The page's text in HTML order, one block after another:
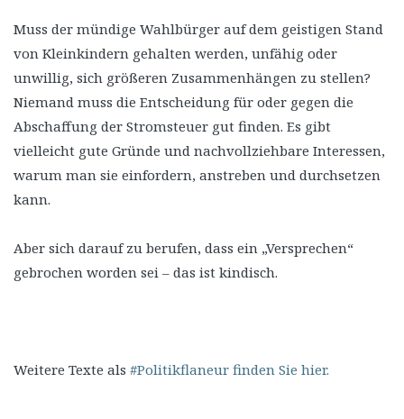
Muss der mündige Wahlbürger auf dem geistigen Stand
von Kleinkindern gehalten werden, unfähig oder
unwillig, sich größeren Zusammenhängen zu stellen?
Niemand muss die Entscheidung für oder gegen die
Abschaffung der Stromsteuer gut finden. Es gibt
vielleicht gute Gründe und nachvollziehbare Interessen,
warum man sie einfordern, anstreben und durchsetzen
kann.
Aber sich darauf zu berufen, dass ein „Versprechen“
gebrochen worden sei – das ist kindisch.
Weitere Texte als #Politikflaneur finden Sie hier.